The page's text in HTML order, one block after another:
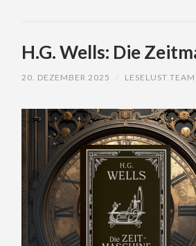
H.G. Wells: Die
20. DEZEMBER 2025 LESELUST TEAM